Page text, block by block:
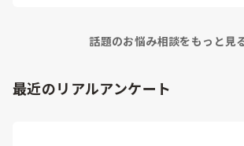
事をしたい」と思ったから、ですね。本当は
て頂きました。
同じ仲間として、その疑問もよーく分かると
話題のお悩み相談をもっと見
最近のリアルアンケート